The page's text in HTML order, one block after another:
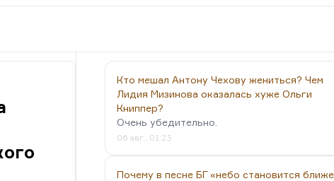
Кто мешал Антону Чехову жениться? Чем
Лидия Мизинова оказалась хуже Ольги
Книппер?
Очень убедительно.
06 авг., 01:23
Почему в песне БГ «небо становится ближе